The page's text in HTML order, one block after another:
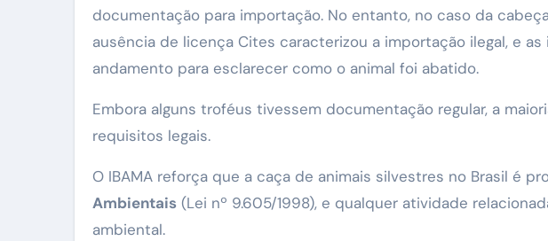
documentação para importação. No entanto, no caso da
ausência de licença Cites caracterizou a importação ilegal, e
andamento para esclarecer como o animal foi abatido.
Embora alguns troféus tivessem documentação regular, a
requisitos legais.
O IBAMA reforça que a caça de animais silvestres no Brasil é
Ambientais (Lei nº 9.605/1998), e qualquer atividade
ambiental.